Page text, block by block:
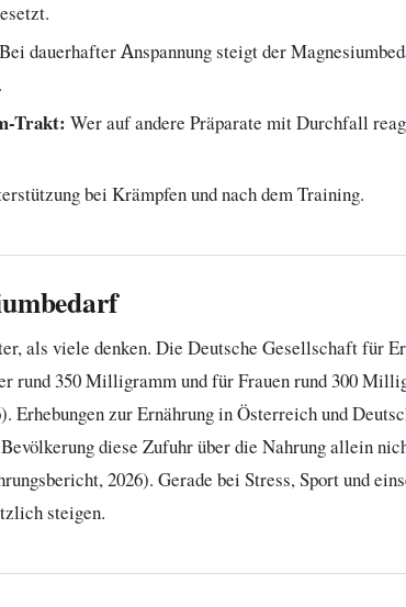
Bei dauerhafter Anspannung steigt der
Trakt: Wer auf andere Präparate mit Durchfall
bei Krämpfen und nach dem Training.
als viele denken. Die Deutsche Gesellschaft für
rund 350 Milligramm und für Frauen rund 300
Erhebungen zur Ernährung in Österreich und
diese Zufuhr über die Nahrung allein
2026). Gerade bei Stress, Sport und
steigen.